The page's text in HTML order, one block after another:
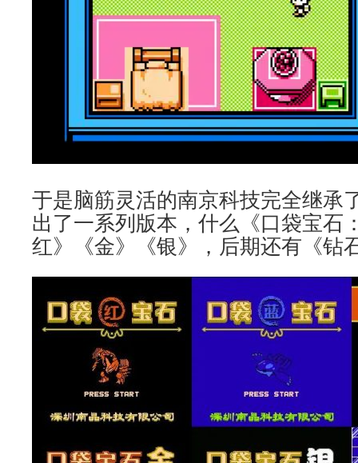
于是脑筋灵活的南京科技完全继承
出了一系列版本，什么《口袋宝石
红》《金》《银》，后期还有《钻